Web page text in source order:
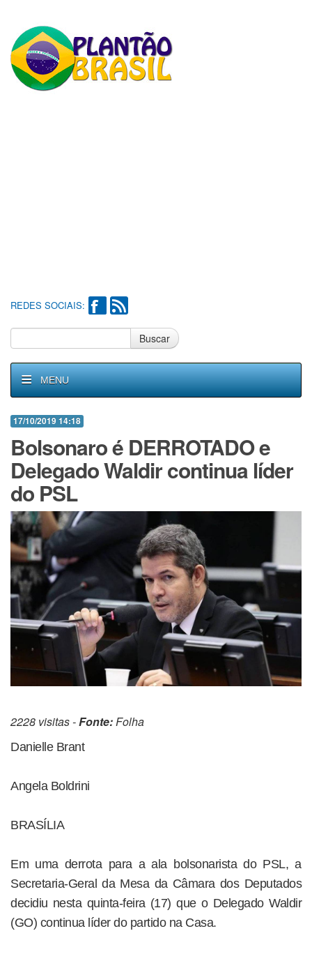
REDES SOCIAIS:
Buscar
MENU
17/10/2019 14:18
Bolsonaro é DERROTADO e
Delegado Waldir continua líder
do PSL
2228 visitas -Fonte:Folha
Danielle Brant
Angela Boldrini
BRASÍLIA
Em uma derrota para a ala bolsonarista do PSL, a
Secretaria-Geral da Mesa da Câmara dos Deputados
decidiu nesta quinta-feira (17) que o Delegado Waldir
(GO) continua líder do partido na Casa.